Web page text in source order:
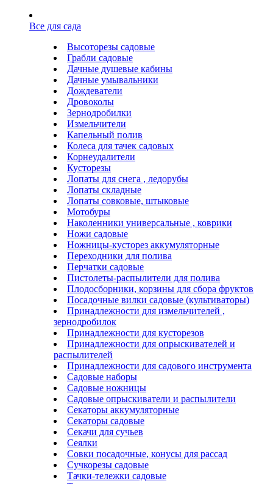
Все для сада
Высоторезы садовые
Грабли садовые
Дачные душевые кабины
Дачные умывальники
Дождеватели
Дровоколы
Зернодробилки
Измельчители
Капельный полив
Колеса для тачек садовых
Корнеудалители
Кусторезы
Лопаты для снега , ледорубы
Лопаты складные
Лопаты совковые, штыковые
Мотобуры
Наколенники универсальные , коврики
Ножи садовые
Ножницы-кусторез аккумуляторные
Переходники для полива
Перчатки садовые
Пистолеты-распылители для полива
Плодосборники, корзины для сбора фруктов
Посадочные вилки садовые (культиваторы)
Принадлежности для измельчителей ,
зернодробилок
Принадлежности для кусторезов
Принадлежности для опрыскивателей и
распылителей
Принадлежности для садового инструмента
Садовые наборы
Садовые ножницы
Садовые опрыскиватели и распылители
Секаторы аккумуляторные
Секаторы садовые
Секачи для сучьев
Сеялки
Совки посадочные, конусы для рассад
Сучкорезы садовые
Тачки-тележки садовые